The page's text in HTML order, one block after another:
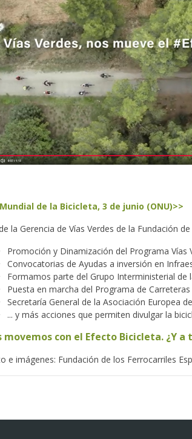
de la Bicicleta, 3 de junio (ONU)>>
la Gerencia de Vías Verdes de la Fundación
Promoción y Dinamización del Programa Vías
Convocatorias de Ayudas a inversión en
Formamos parte del Grupo Interministerial
Puesta en marcha del Programa de
Secretaría General de la Asociación Europea
... y más acciones que permiten divulgar la
movemos con el Efecto Bicicleta. ¿Y
e imágenes: Fundación de los Ferrocarriles